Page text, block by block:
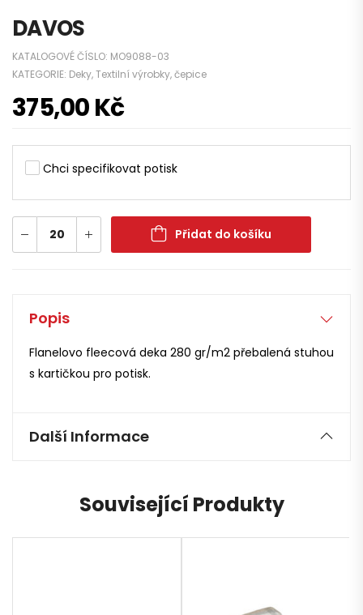
DAVOS
KATALOGOVÉ ČÍSLO: MO9088-03
KATEGORIE: Deky,Textilní výrobky, čepice
375,00Kč
Chci specifikovat potisk
Přidat do košíku
Popis
Flanelovo fleecová deka 280 gr/m2 přebalená stuhou
s kartičkou pro potisk.
Další Informace
Související Produkty